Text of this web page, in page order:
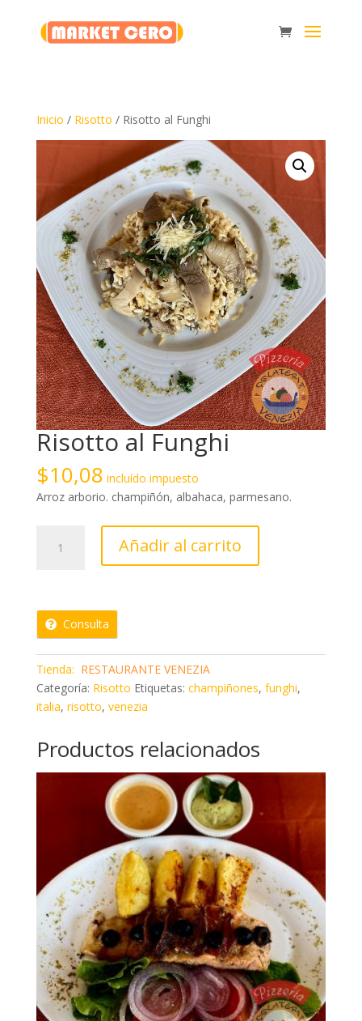
Inicio / Risotto / Risotto al Funghi
Risotto al Funghi
$10,08 incluído impuesto
Arroz arborio. champiñón, albahaca, parmesano.
Añadir al carrito
Consulta
Tienda: RESTAURANTE VENEZIA
Categoría: Risotto Etiquetas: champiñones, funghi,
italia, risotto, venezia
Productos relacionados